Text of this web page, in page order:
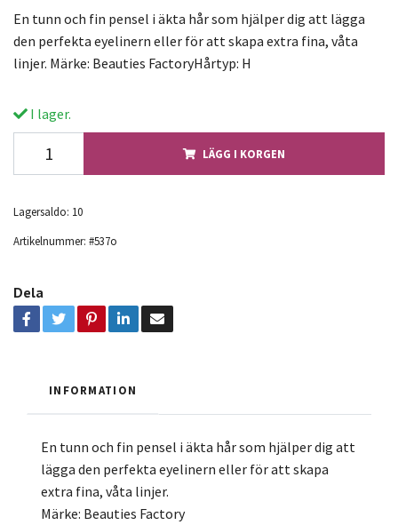
En tunn och fin pensel i äkta hår som hjälper dig att lägga
den perfekta eyelinern eller för att skapa extra fina, våta
linjer. Märke: Beauties FactoryHårtyp: H
I lager.
LÄGG I KORGEN
Lagersaldo: 10
Artikelnummer: #537o
Dela
INFORMATION
En tunn och fin pensel i äkta hår som hjälper dig att
lägga den perfekta eyelinern eller för att skapa
extra fina, våta linjer.
Märke: Beauties Factory